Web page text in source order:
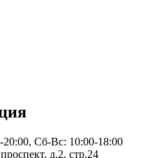
Сб-Вс: 10:00-18:00
д.2, стр.24